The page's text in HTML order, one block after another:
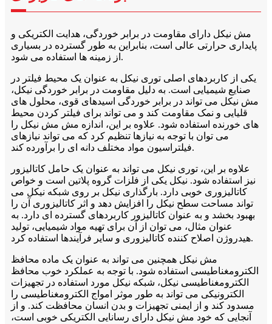
مش نیکل دارای مقاومت در برابر خوردگی، هدایت الکتریکی و
پایداری حرارتی عالی است، بنابراین به طور گسترده در بسیاری
از زمینه ها استفاده می شود.
یکی از کاربردهای اصلی توری نیکل به عنوان یک محیط فیلتر در
صنایع شیمیایی است. به دلیل مقاومت در برابر خوردگی نیکل،
مش نیکل می تواند در برابر خوردگی اسیدهای قوی، محلول های
قلیایی و نمک مقاومت کند و می تواند برای فیلتر کردن محیط
های خورنده استفاده شود. علاوه بر این، اندازه مش مش نیکل را
می توان با توجه به نیازها تنظیم کرد که می تواند نیازهای
فیلتراسیون مواد مختلف دانه ای را برآورده کند.
علاوه بر این، توری نیکل می تواند به عنوان یک حامل کاتالیزور
نیز استفاده شود. نیکل یکی از فلزات گروه پلاتین است و خواص
کاتالیزوری خوبی دارد. بارگذاری نیکل بر روی شبکه نیکل می
تواند مساحت سطح نیکل را افزایش دهد و اثر کاتالیزوری آن را
بهبود بخشد و به عنوان کاتالیزور کاربردهای گسترده ای دارد. به
عنوان مثال، می توان از آن برای تهیه مواد شیمیایی، تولید
هیدروژن اصلاح کننده کاتالیزوری و سایر فرآیندها استفاده کرد.
مش نیکل همچنین می تواند به عنوان یک ماده محافظ
الکترومغناطیسی استفاده شود. با توجه به عملکرد خوب محافظ
الکترومغناطیسی نیکل، شبکه نیکل مورد استفاده در تجهیزات
الکترونیکی می تواند به طور موثر امواج الکترومغناطیسی را
مسدود کند و از ایمنی تجهیزات و بدن انسان محافظت کند. و از
آنجایی که خود مش نیکل دارای رسانایی الکتریکی خوبی است،